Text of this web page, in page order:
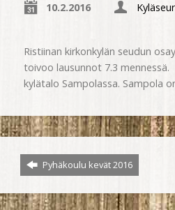
10.2.2016
Ristiinan kirkonkylän seudun
toivoo lausunnot 7.3
kylätalo Sampolassa. Sampola
Pyhäkoulu kevät 2016